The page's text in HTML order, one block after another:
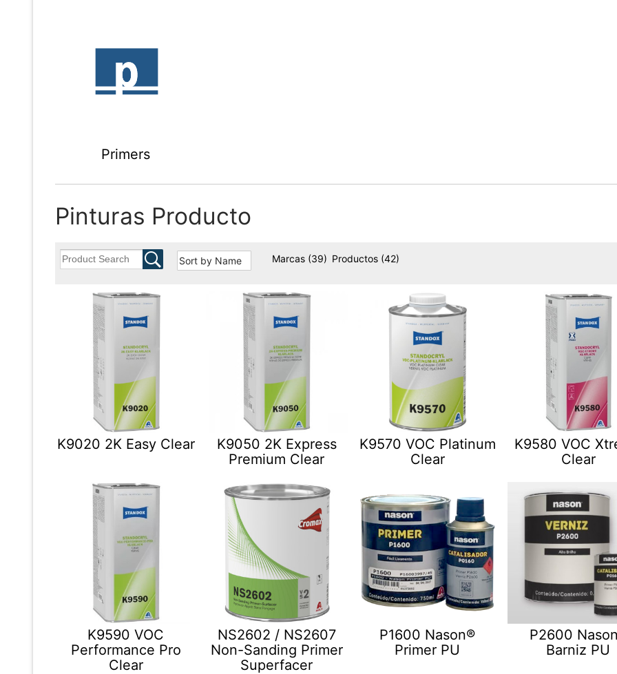
Primers
Pinturas Producto
Marcas (39) Productos (42)
K9020 2K Easy Clear
K9050 2K Express
Premium Clear
K9570 VOC Platinum
Clear
K9580 VOC
Clear
K9590 VOC
Performance Pro
Clear
NS2602 / NS2607
Non-Sanding Primer
Superfacer
P1600 Nason®
Primer PU
P2600
Barniz PU